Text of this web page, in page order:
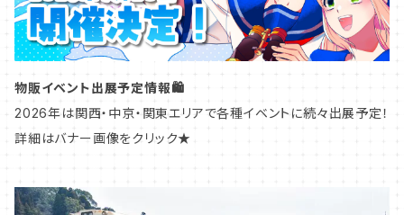
ペーパーコースター
鉄道模型グッズ
愛称札・種別札
ヘッドマーク・トレインマーク
鉄道模型グッズ
中部
関西
九州
物販イベント出展予定情報🛍️
2026年は関西・中京・関東エリアで各種イベントに続々出展予定！
詳細はバナー画像をクリック★